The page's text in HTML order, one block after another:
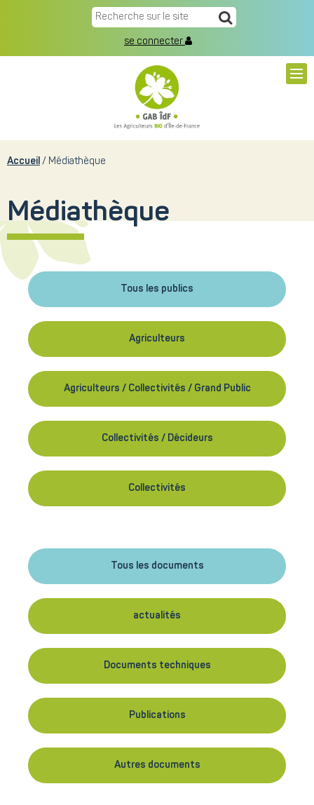
se connecter
Accueil Médiathèque
Médiathèque
Tous les publics
Agriculteurs
Agriculteurs / Collectivités / Grand Public
Collectivités / Décideurs
Collectivités
Tous les documents
actualités
Documents techniques
Publications
Autres documents